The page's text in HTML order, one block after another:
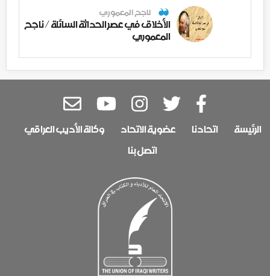
ناجح المعموري
الأخلاق في عصر الحداثة السائلة / ناجح
المعموري
الرئيسة اتحادنا عضوية الاتحاد
وكالة الأديب العراقي
اتصل بنا